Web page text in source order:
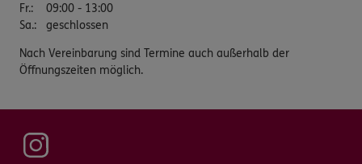
Fr.:
09:00 - 13:00
Sa.: geschlossen
Nach Vereinbarung sind Termine auch außerhalb der
Öffnungszeiten möglich.